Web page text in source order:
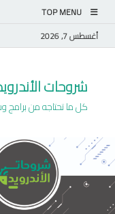
TOP MENU
أغسطس 7, 2026
شروحات
كل ما تحتاجه من برامج